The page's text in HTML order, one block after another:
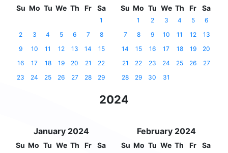
Su Mo Tu We Th Fr Sa
1
2
3 4 5 6 7
8
9
10 11 12 13 14
15
16
17 18 19 20 21
22
23
24 25 26 27 28 29
Su Mo Tu We Th Fr Sa
1 2 3 4 5
6
7
8 9 10 11 12
13
14
15 16 17 18 19
20
21
22 23 24 25 26
27
28
29 30 31
2024
January 2024
Su Mo Tu We Th Fr Sa
February 2024
Su Mo Tu We Th Fr Sa